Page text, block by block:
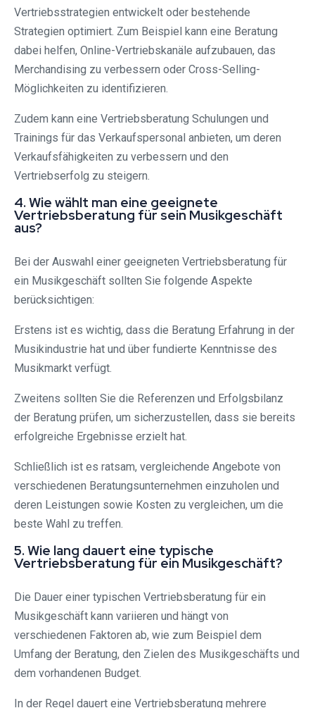
Vertriebsstrategien entwickelt oder bestehende
Strategien optimiert. Zum Beispiel kann eine Beratung
dabei helfen, Online-Vertriebskanäle aufzubauen, das
Merchandising zu verbessern oder Cross-Selling-
Möglichkeiten zu identifizieren.
Zudem kann eine Vertriebsberatung Schulungen und
Trainings für das Verkaufspersonal anbieten, um deren
Verkaufsfähigkeiten zu verbessern und den
Vertriebserfolg zu steigern.
4. Wie wählt man eine geeignete
Vertriebsberatung für sein Musikgeschäft
aus?
Bei der Auswahl einer geeigneten Vertriebsberatung für
ein Musikgeschäft sollten Sie folgende Aspekte
berücksichtigen:
Erstens ist es wichtig, dass die Beratung Erfahrung in der
Musikindustrie hat und über fundierte Kenntnisse des
Musikmarkt verfügt.
Zweitens sollten Sie die Referenzen und Erfolgsbilanz
der Beratung prüfen, um sicherzustellen, dass sie bereits
erfolgreiche Ergebnisse erzielt hat.
Schließlich ist es ratsam, vergleichende Angebote von
verschiedenen Beratungsunternehmen einzuholen und
deren Leistungen sowie Kosten zu vergleichen, um die
beste Wahl zu treffen.
5. Wie lang dauert eine typische
Vertriebsberatung für ein Musikgeschäft?
Die Dauer einer typischen Vertriebsberatung für ein
Musikgeschäft kann variieren und hängt von
verschiedenen Faktoren ab, wie zum Beispiel dem
Umfang der Beratung, den Zielen des Musikgeschäfts und
dem vorhandenen Budget.
In der Regel dauert eine Vertriebsberatung mehrere